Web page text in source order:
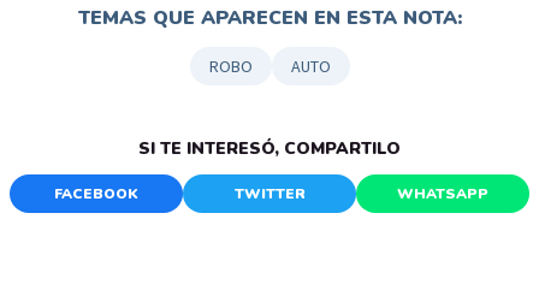
TEMAS QUE APARECEN EN ESTA NOTA:
ROBO AUTO
SI TE INTERESÓ, COMPARTILO
FACEBOOK TWITTER WHATSAPP